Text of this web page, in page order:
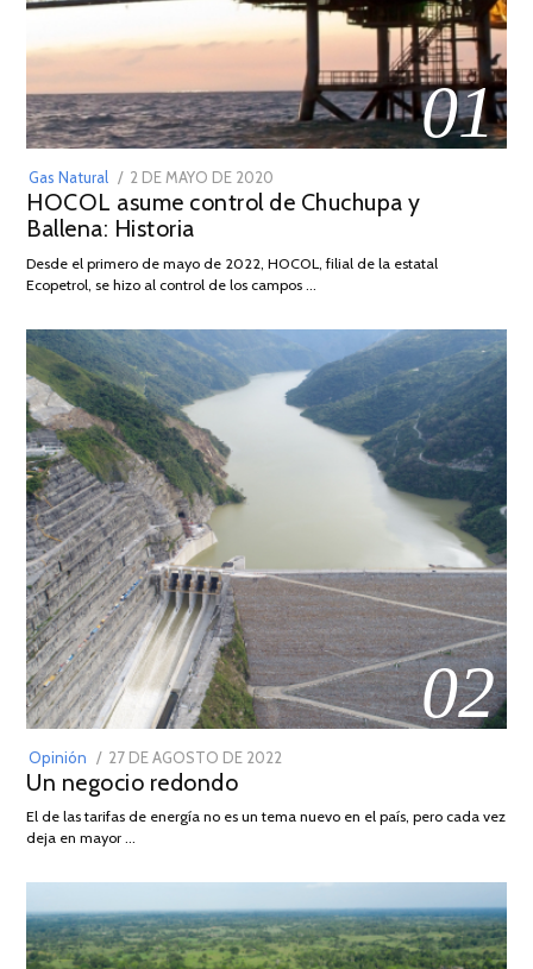
01
Gas Natural
POSTED
ON
2 DE MAYO DE 2020
DE
2026
HOCOL asume control de Chuchupa y
Ballena: Historia
Desde el primero de mayo de 2022, HOCOL, filial de la estatal
Ecopetrol, se hizo al control de los campos …
02
Opinión
POSTED
ON
27 DE AGOSTO DE 2022
DE
Un negocio redondo
El de las tarifas de energía no es un tema nuevo en el país, pero cada vez
deja en mayor …